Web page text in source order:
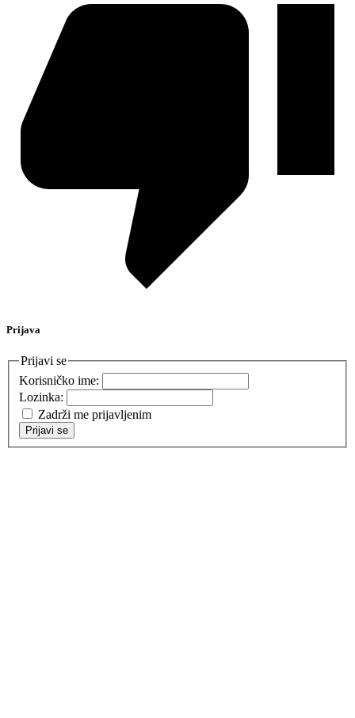
Prijava
Prijavi se
Korisničko ime:
Lozinka:
Zadrži me prijavljenim
Prijavi se